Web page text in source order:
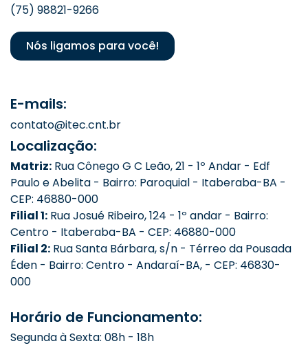
(75) 98821-9266
Nós ligamos para você!
E-mails:
contato@itec.cnt.br
Localização:
Matriz: Rua Cônego G C Leão, 21 - 1º Andar - Edf
Paulo e Abelita - Bairro: Paroquial - Itaberaba-BA -
CEP: 46880-000
Filial 1: Rua Josué Ribeiro, 124 - 1º andar - Bairro:
Centro - Itaberaba-BA - CEP: 46880-000
Filial 2: Rua Santa Bárbara, s/n - Térreo da Pousada
Éden - Bairro: Centro - Andaraí-BA, - CEP: 46830-
000
Horário de Funcionamento:
Segunda à Sexta: 08h - 18h